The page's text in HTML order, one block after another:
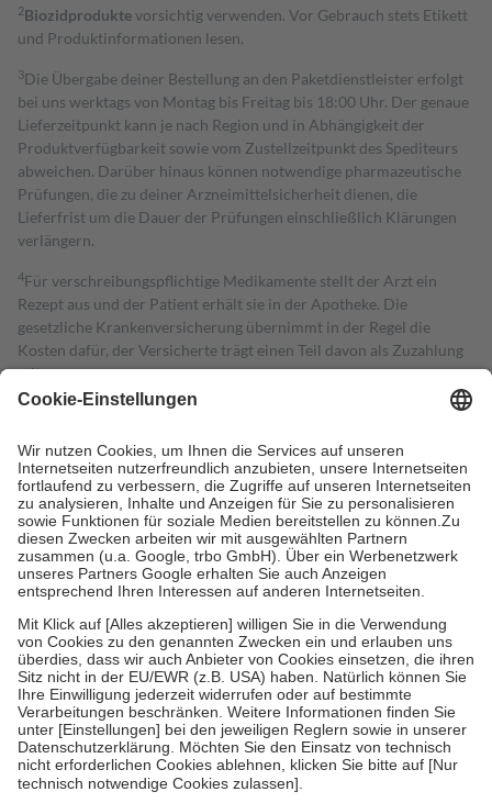
2Biozidproduktevorsichtig verwenden. Vor Gebrauch stets Etikett
und Produktinformationen lesen.
3Die Übergabe deiner Bestellung an den Paketdienstleister erfolgt
bei uns werktags von Montag bis Freitag bis 18:00 Uhr. Der genaue
Lieferzeitpunkt kann je nach Region und in Abhängigkeit der
Produktverfügbarkeit sowie vom Zustellzeitpunkt des Spediteurs
abweichen. Darüber hinaus können notwendige pharmazeutische
Prüfungen, die zu deiner Arzneimittelsicherheit dienen, die
Lieferfrist um die Dauer der Prüfungen einschließlich Klärungen
verlängern.
4Für verschreibungspflichtige Medikamente stellt der Arzt ein
Rezept aus und der Patient erhält sie in der Apotheke. Die
gesetzliche Krankenversicherung übernimmt in der Regel die
Kosten dafür, der Versicherte trägt einen Teil davon als Zuzahlung
mit.
Grundsätzlich leisten Mitglieder Zuzahlungen in Höhe von zehn
höchstens zehn Euro.
Es sind jedoch nie mehr als die tatsächlichen
Kosten der Leistung zu entrichten.
Diese Regeln gelten grundsätzlich auch für Online-Apotheken.
Bei Heilmitteln und häuslicher Krankenpflege beträgt die
Zuzahlung zehn Prozent der Kosten sowie zehn Euro je
Verordnung.
Um das Engagement der Versicherten für ihre eigene Gesundheit zu
stärken und die besondere Stellung der Familie zu unterstützen,
fallenkeine Zuzahlungenan bei:
• Kindern und Jugendlichen bis zum vollendeten 18. Lebensjahr
mit Ausnahme der Fahrkosten
• Untersuchungen zur Vorsorge und Früherkennung, die von der
GKV getragen werden
• empfohlenen Schutzimpfungen
• Harn- und Blutteststreifen